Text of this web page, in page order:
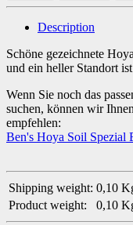
Description
Schöne gezeichnete
und ein heller Standort
Wenn Sie noch das
suchen, können wir
empfehlen:
Ben's Hoya Soil Spezial
Shipping weight: 0,10
Product weight:
0,10